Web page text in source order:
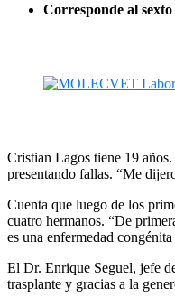
Corresponde al
Cristian Lagos tiene 19
presentando fallas. “Me
Cuenta que luego de los
cuatro hermanos. “De
es una enfermedad
El Dr. Enrique Seguel, jefe
trasplante y gracias a la